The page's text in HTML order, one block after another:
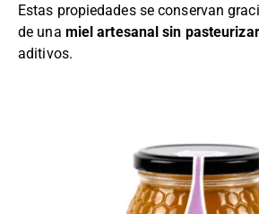
Estas propiedades se conservan
de una miel artesanal sin pasteurizar
aditivos.